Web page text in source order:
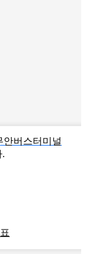
안버스터미널
.